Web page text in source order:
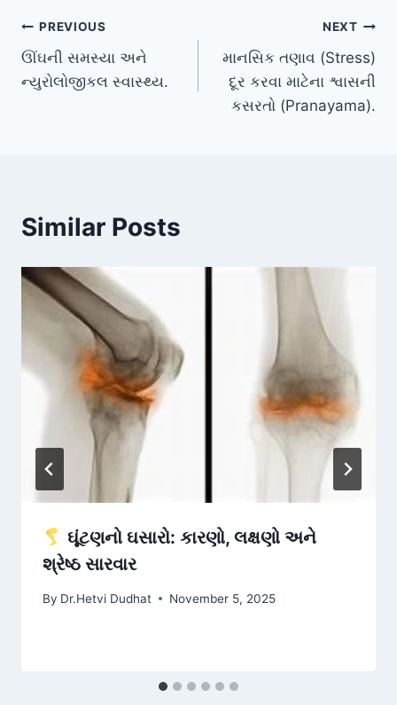
Post
navigation
PREVIOUS
ઊંઘની સમસ્યા અને
ન્યુરોલોજીકલ સ્વાસ્થ્ય.
NEXT
માનસિક તણાવ (Stress)
દૂર કરવા માટેના શ્વાસની
કસરતો (Pranayama).
Similar Posts
ઘૂંટણનો ઘસારો: કારણો, લક્ષણો અને
શ્રેષ્ઠ સારવાર
By Dr.Hetvi Dudhat November 5, 2025